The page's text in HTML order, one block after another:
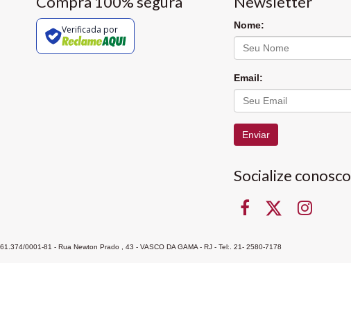
Verificada por Nome:
Email:
Enviar
Socialize conosco
0001-81 - Rua Newton Prado , 43 - VASCO DA GAMA - RJ - Tel:. 21- 2580-7178